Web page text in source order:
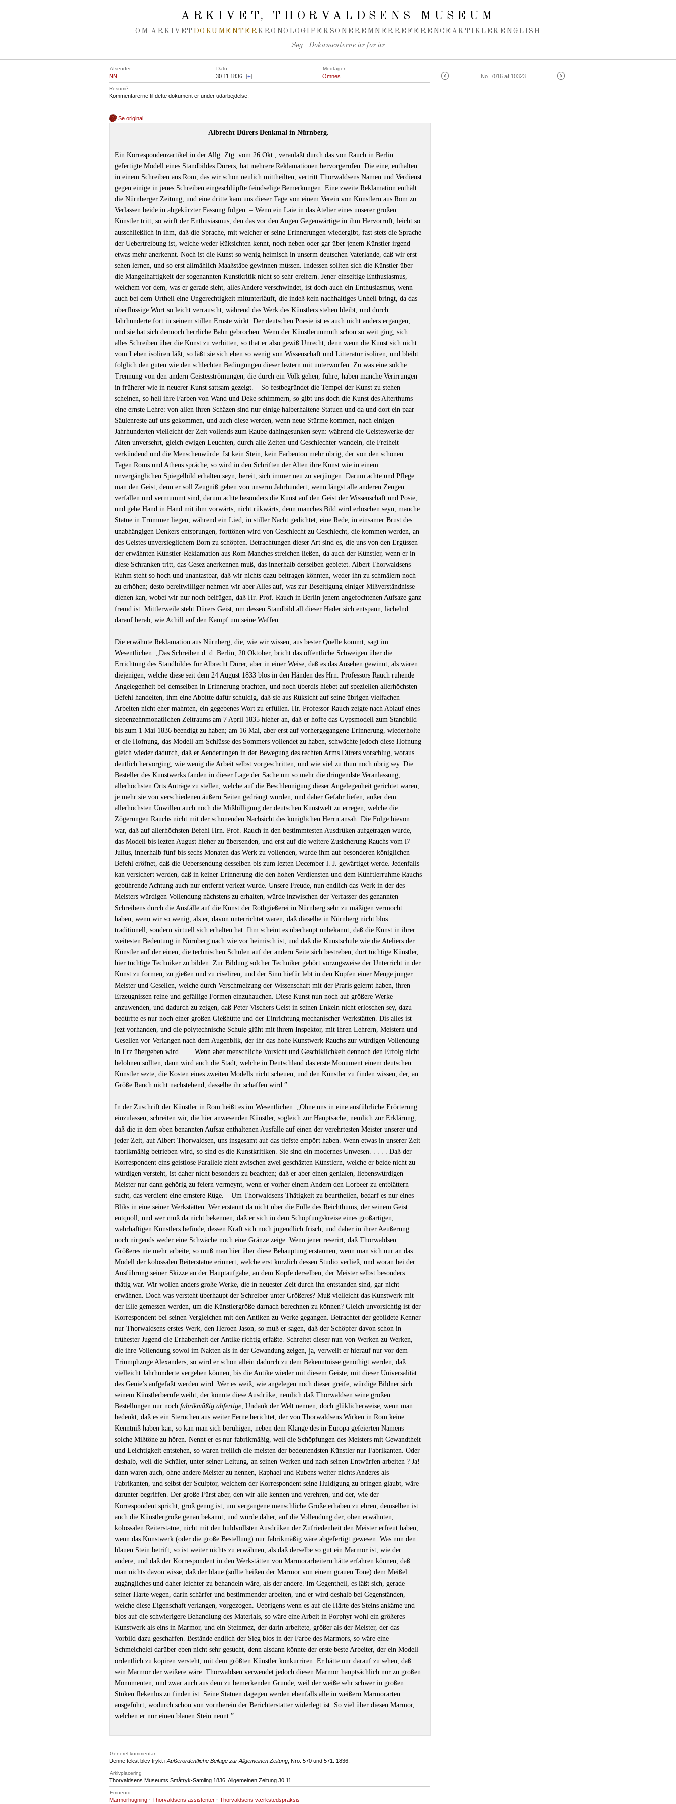
ARKIVET, THORVALDSENS MUSEUM
OM ARKIVET DOKUMENTER KRONOLOGI PERSONER EMNER REFERENCEARTIKLER ENGLISH
Søg Dokumenterne år for år
No. 7016 af 10323
Afsender Dato Modtager
NN 30.11.1836 [+] Omnes
Resumé
Kommentarerne til dette dokument er under udarbejdelse.
Se original
Albrecht Dürers Denkmal in Nürnberg.
Ein Korrespondenzartikel in der Allg. Ztg. vom 26 Okt., veranlaßt durch das von Rauch in Berlin
gefertigte Modell eines Standbildes Dürers, hat mehrere Reklamationen hervorgerufen. Die eine, enthalten
in einem Schreiben aus Rom, das wir schon neulich mittheilten, vertritt Thorwaldsens Namen und Verdienst
gegen einige in jenes Schreiben eingeschlüpfte feindselige Bemerkungen. Eine zweite Reklamation enthält
die Nürnberger Zeitung, und eine dritte kam uns dieser Tage von einem Verein von Künstlern aus Rom zu.
Verlassen beide in abgekürzter Fassung folgen. ‒ Wenn ein Laie in das Atelier eines unserer großen
Künstler tritt, so wirft der Enthusiasmus, den das vor den Augen Gegenwärtige in ihm Hervorruft, leicht so
ausschließlich in ihm, daß die Sprache, mit welcher er seine Erinnerungen wiedergibt, fast stets die Sprache
der Uebertreibung ist, welche weder Rüksichten kennt, noch neben oder gar über jenem Künstler irgend
etwas mehr anerkennt. Noch ist die Kunst so wenig heimisch in unserm deutschen Vaterlande, daß wir erst
sehen lernen, und so erst allmählich Maaßstäbe gewinnen müssen. Indessen sollten sich die Künstler über
die Mangelhaftigkeit der sogenannten Kunstkritik nicht so sehr ereifern. Jener einseitige Enthusiasmus,
welchem vor dem, was er gerade sieht, alles Andere verschwindet, ist doch auch ein Enthusiasmus, wenn
auch bei dem Urtheil eine Ungerechtigkeit mitunterläuft, die indeß kein nachhaltiges Unheil bringt, da das
überflüssige Wort so leicht verrauscht, während das Werk des Künstlers stehen bleibt, und durch
Jahrhunderte fort in seinem stillen Ernste wirkt. Der deutschen Poesie ist es auch nicht anders ergangen,
und sie hat sich dennoch herrliche Bahn gebrochen. Wenn der Künstlerunmuth schon so weit ging, sich
alles Schreiben über die Kunst zu verbitten, so that er also gewiß Unrecht, denn wenn die Kunst sich nicht
vom Leben isoliren läßt, so läßt sie sich eben so wenig von Wissenschaft und Litteratur isoliren, und bleibt
folglich den guten wie den schlechten Bedingungen dieser leztern mit unterworfen. Zu was eine solche
Trennung von den andern Geistesströmungen, die durch ein Volk gehen, führe, haben manche Verirrungen
in früherer wie in neuerer Kunst sattsam gezeigt. ‒ So festbegründet die Tempel der Kunst zu stehen
scheinen, so hell ihre Farben von Wand und Deke schimmern, so gibt uns doch die Kunst des Alterthums
eine ernste Lehre: von allen ihren Schäzen sind nur einige halberhaltene Statuen und da und dort ein paar
Säulenreste auf uns gekommen, und auch diese werden, wenn neue Stürme kommen, nach einigen
Jahrhunderten vielleicht der Zeit vollends zum Raube dahingesunken seyn: während die Geisteswerke der
Alten unversehrt, gleich ewigen Leuchten, durch alle Zeiten und Geschlechter wandeln, die Freiheit
verkündend und die Menschenwürde. Ist kein Stein, kein Farbenton mehr übrig, der von den schönen
Tagen Roms und Athens spräche, so wird in den Schriften der Alten ihre Kunst wie in einem
unvergänglichen Spiegelbild erhalten seyn, bereit, sich immer neu zu verjüngen. Darum achte und Pflege
man den Geist, denn er soll Zeugniß geben von unserm Jahrhundert, wenn längst alle anderen Zeugen
verfallen und vermummt sind; darum achte besonders die Kunst auf den Geist der Wissenschaft und Posie,
und gehe Hand in Hand mit ihm vorwärts, nicht rükwärts, denn manches Bild wird erloschen seyn, manche
Statue in Trümmer liegen, während ein Lied, in stiller Nacht gedichtet, eine Rede, in einsamer Brust des
unabhängigen Denkers entsprungen, forttönen wird von Geschlecht zu Geschlecht, die kommen werden, an
des Geistes unversieglichem Born zu schöpfen. Betrachtungen dieser Art sind es, die uns von den Ergüssen
der erwähnten Künstler-Reklamation aus Rom Manches streichen ließen, da auch der Künstler, wenn er in
diese Schranken tritt, das Gesez anerkennen muß, das innerhalb derselben gebietet. Albert Thorwaldsens
Ruhm steht so hoch und unantastbar, daß wir nichts dazu beitragen könnten, weder ihn zu schmälern noch
zu erhöhen; desto bereitwilliger nehmen wir aber Alles auf, was zur Beseitigung einiger Mißverständnisse
dienen kan, wobei wir nur noch beifügen, daß Hr. Prof. Rauch in Berlin jenem angefochtenen Aufsaze ganz
fremd ist. Mittlerweile steht Dürers Geist, um dessen Standbild all dieser Hader sich entspann, lächelnd
darauf herab, wie Achill auf den Kampf um seine Waffen.
Die erwähnte Reklamation aus Nürnberg, die, wie wir wissen, aus bester Quelle kommt, sagt im
Wesentlichen: „Das Schreiben d. d. Berlin, 20 Oktober, bricht das öffentliche Schweigen über die
Errichtung des Standbildes für Albrecht Dürer, aber in einer Weise, daß es das Ansehen gewinnt, als wären
diejenigen, welche diese seit dem 24 August 1833 blos in den Händen des Hrn. Professors Rauch ruhende
Angelegenheit bei demselben in Erinnerung brachten, und noch überdis hiebet auf speziellen allerhöchsten
Befehl handelten, ihm eine Abbitte dafür schuldig, daß sie aus Rüksicht auf seine übrigen vielfachen
Arbeiten nicht eher mahnten, ein gegebenes Wort zu erfüllen. Hr. Professor Rauch zeigte nach Ablauf eines
siebenzehnmonatlichen Zeitraums am 7 April 1835 hieher an, daß er hoffe das Gypsmodell zum Standbild
bis zum 1 Mai 1836 beendigt zu haben; am 16 Mai, aber erst auf vorhergegangene Erinnerung, wiederholte
er die Hofnung, das Modell am Schlüsse des Sommers vollendet zu haben, schwächte jedoch diese Hofnung
gleich wieder dadurch, daß er Aenderungen in der Bewegung des rechten Arms Dürers vorschlug, woraus
deutlich hervorging, wie wenig die Arbeit selbst vorgeschritten, und wie viel zu thun noch übrig sey. Die
Besteller des Kunstwerks fanden in dieser Lage der Sache um so mehr die dringendste Veranlassung,
allerhöchsten Orts Anträge zu stellen, welche auf die Beschleunigung dieser Angelegenheit gerichtet waren,
je mehr sie von verschiedenen äußern Seiten gedrängt wurden, und daher Gefahr liefen, außer dem
allerhöchsten Unwillen auch noch die Mißbilligung der deutschen Kunstwelt zu erregen, welche die
Zögerungen Rauchs nicht mit der schonenden Nachsicht des königlichen Herrn ansah. Die Folge hievon
war, daß auf allerhöchsten Befehl Hrn. Prof. Rauch in den bestimmtesten Ausdrüken aufgetragen wurde,
das Modell bis lezten August hieher zu übersenden, und erst auf die weitere Zusicherung Rauchs vom l7
Julius, innerhalb fünf bis sechs Monaten das Werk zu vollenden, wurde ihm auf besonderen königlichen
Befehl eröfnet, daß die Uebersendung desselben bis zum lezten December l. J. gewärtiget werde. Jedenfalls
kan versichert werden, daß in keiner Erinnerung die den hohen Verdiensten und dem Künftlerruhme Rauchs
gebührende Achtung auch nur entfernt verlezt wurde. Unsere Freude, nun endlich das Werk in der des
Meisters würdigen Vollendung nächstens zu erhalten, würde inzwischen der Verfasser des genannten
Schreibens durch die Ausfälle auf die Kunst der Rothgießerei in Nürnberg sehr zu mäßigen vermocht
haben, wenn wir so wenig, als er, davon unterrichtet waren, daß dieselbe in Nürnberg nicht blos
traditionell, sondern virtuell sich erhalten hat. Ihm scheint es überhaupt unbekannt, daß die Kunst in ihrer
weitesten Bedeutung in Nürnberg nach wie vor heimisch ist, und daß die Kunstschule wie die Ateliers der
Künstler auf der einen, die technischen Schulen auf der andern Seite sich bestreben, dort tüchtige Künstler,
hier tüchtige Techniker zu bilden. Zur Bildung solcher Techniker gehört vorzugsweise der Unterricht in der
Kunst zu formen, zu gießen und zu ciseliren, und der Sinn hiefür lebt in den Köpfen einer Menge junger
Meister und Gesellen, welche durch Verschmelzung der Wissenschaft mit der Praris gelernt haben, ihren
Erzeugnissen reine und gefällige Formen einzuhauchen. Diese Kunst nun noch auf größere Werke
anzuwenden, und dadurch zu zeigen, daß Peter Vischers Geist in seinen Enkeln nicht erloschen sey, dazu
bedürfte es nur noch einer großen Gießhütte und der Einrichtung mechanischer Werkstätten. Dis alles ist
jezt vorhanden, und die polytechnische Schule glüht mit ihrem Inspektor, mit ihren Lehrern, Meistern und
Gesellen vor Verlangen nach dem Augenblik, der ihr das hohe Kunstwerk Rauchs zur würdigen Vollendung
in Erz übergeben wird. . . . Wenn aber menschliche Vorsicht und Geschiklichkeit dennoch den Erfolg nicht
belohnen sollten, dann wird auch die Stadt, welche in Deutschland das erste Monument einem deutschen
Künstler sezte, die Kosten eines zweiten Modells nicht scheuen, und den Künstler zu finden wissen, der, an
Größe Rauch nicht nachstehend, dasselbe ihr schaffen wird.”
In der Zuschrift der Künstler in Rom heißt es im Wesentlichen: „Ohne uns in eine ausführliche Erörterung
einzulassen, schreiten wir, die hier anwesenden Künstler, sogleich zur Hauptsache, nemlich zur Erklärung,
daß die in dem oben benannten Aufsaz enthaltenen Ausfälle auf einen der verehrtesten Meister unserer und
jeder Zeit, auf Albert Thorwaldsen, uns insgesamt auf das tiefste empört haben. Wenn etwas in unserer Zeit
fabrikmäßig betrieben wird, so sind es die Kunstkritiken. Sie sind ein modernes Unwesen. . . . . Daß der
Korrespondent eins geistlose Parallele zieht zwischen zwei geschäzten Künstlern, welche er beide nicht zu
würdigen versteht, ist daher nicht besonders zu beachten; daß er aber einen genialen, liebenswürdigen
Meister nur dann gehörig zu feiern vermeynt, wenn er vorher einem Andern den Lorbeer zu entblättern
sucht, das verdient eine ernstere Rüge. ‒ Um Thorwaldsens Thätigkeit zu beurtheilen, bedarf es nur eines
Bliks in eine seiner Werkstätten. Wer erstaunt da nicht über die Fülle des Reichthums, der seinem Geist
entquoll, und wer muß da nicht bekennen, daß er sich in dem Schöpfungskreise eines großartigen,
wahrhaftigen Künstlers befinde, dessen Kraft sich noch jugendlich frisch, und daher in ihrer Aeußerung
noch nirgends weder eine Schwäche noch eine Gränze zeige. Wenn jener reserirt, daß Thorwaldsen
Größeres nie mehr arbeite, so muß man hier über diese Behauptung erstaunen, wenn man sich nur an das
Modell der kolossalen Reiterstatue erinnert, welche erst kürzlich dessen Studio verließ, und woran bei der
Ausführung seiner Skizze an der Hauptaufgabe, an dem Kopfe derselben, der Meister selbst besonders
thätig war. Wir wollen anders große Werke, die in neuester Zeit durch ihn entstanden sind, gar nicht
erwähnen. Doch was versteht überhaupt der Schreiber unter Größeres? Muß vielleicht das Kunstwerk mit
der Elle gemessen werden, um die Künstlergröße darnach berechnen zu können? Gleich unvorsichtig ist der
Korrespondent bei seinen Vergleichen mit den Antiken zu Werke gegangen. Betrachtet der gebildete Kenner
nur Thorwaldsens erstes Werk, den Heroen Jason, so muß er sagen, daß der Schöpfer davon schon in
frühester Jugend die Erhabenheit der Antike richtig erfaßte. Schreitet dieser nun von Werken zu Werken,
die ihre Vollendung sowol im Nakten als in der Gewandung zeigen, ja, verweilt er hierauf nur vor dem
Triumphzuge Alexanders, so wird er schon allein dadurch zu dem Bekenntnisse genöthigt werden, daß
vielleicht Jahrhunderte vergehen können, bis die Antike wieder mit diesem Geiste, mit dieser Universalität
des Genie’s aufgefaßt werden wird. Wer es weiß, wie angelegen noch dieser greife, würdige Bildner sich
seinem Künstlerberufe weiht, der könnte diese Ausdrüke, nemlich daß Thorwaldsen seine großen
Bestellungen nur noch fabrikmäßig abfertige, Undank der Welt nennen; doch glüklicherweise, wenn man
bedenkt, daß es ein Sternchen aus weiter Ferne berichtet, der von Thorwaldsens Wirken in Rom keine
Kenntniß haben kan, so kan man sich beruhigen, neben dem Klange des in Europa gefeierten Namens
solche Mißtöne zu hören. Nennt er es nur fabrikmäßig, weil die Schöpfungen des Meisters mit Gewandtheit
und Leichtigkeit entstehen, so waren freilich die meisten der bedeutendsten Künstler nur Fabrikanten. Oder
deshalb, weil die Schüler, unter seiner Leitung, an seinen Werken und nach seinen Entwürfen arbeiten ? Ja!
dann waren auch, ohne andere Meister zu nennen, Raphael und Rubens weiter nichts Anderes als
Fabrikanten, und selbst der Sculptor, welchem der Korrespondent seine Huldigung zu bringen glaubt, wäre
darunter begriffen. Der große Fürst aber, den wir alle kennen und verehren, und der, wie der
Korrespondent spricht, groß genug ist, um vergangene menschliche Größe erhaben zu ehren, demselben ist
auch die Künstlergröße genau bekannt, und würde daher, auf die Vollendung der, oben erwähnten,
kolossalen Reiterstatue, nicht mit den huldvollsten Ausdrüken der Zufriedenheit den Meister erfreut haben,
wenn das Kunstwerk (oder die große Bestellung) nur fabrikmäßig wäre abgefertigt gewesen. Was nun den
blauen Stein betrift, so ist weiter nichts zu erwähnen, als daß derselbe so gut ein Marmor ist, wie der
andere, und daß der Korrespondent in den Werkstätten von Marmorarbeitern hätte erfahren können, daß
man nichts davon wisse, daß der blaue (sollte heißen der Marmor von einem grauen Tone) dem Meißel
zugängliches und daher leichter zu behandeln wäre, als der andere. Im Gegentheil, es läßt sich, gerade
seiner Harte wegen, darin schärfer und bestimmender arbeiten, und er wird deshalb bei Gegenständen,
welche diese Eigenschaft verlangen, vorgezogen. Uebrigens wenn es auf die Härte des Steins ankäme und
blos auf die schwierigere Behandlung des Materials, so wäre eine Arbeit in Porphyr wohl ein größeres
Kunstwerk als eins in Marmor, und ein Steinmez, der darin arbeitete, größer als der Meister, der das
Vorbild dazu geschaffen. Bestände endlich der Sieg blos in der Farbe des Marmors, so wäre eine
Schmeichelei darüber eben nicht sehr gesucht, denn alsdann könnte der erste beste Arbeiter, der ein Modell
ordentlich zu kopiren versteht, mit dem größten Künstler konkurriren. Er hätte nur darauf zu sehen, daß
sein Marmor der weißere wäre. Thorwaldsen verwendet jedoch diesen Marmor hauptsächlich nur zu großen
Monumenten, und zwar auch aus dem zu bemerkenden Grunde, weil der weiße sehr schwer in großen
Stüken flekenlos zu finden ist. Seine Statuen dagegen werden ebenfalls alle in weißern Marmorarten
ausgeführt, wodurch schon von vornherein der Berichterstatter widerlegt ist. So viel über diesen Marmor,
welchen er nur einen blauen Stein nennt.”
Generel kommentar
Denne tekst blev trykt i Außerordentliche Beilage zur Allgemeinen Zeitung , Nro. 570 und 571. 1836.
Arkivplacering
Thorvaldsens Museums Småtryk-Samling 1836, Allgemeinen Zeitung 30.11.
Emneord
Marmorhugning · Thorvaldsens assistenter · Thorvaldsens værkstedspraksis